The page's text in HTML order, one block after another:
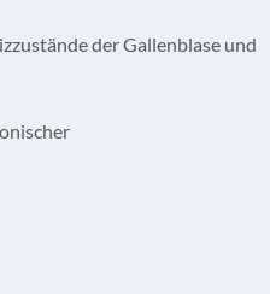
der Gallenblase und